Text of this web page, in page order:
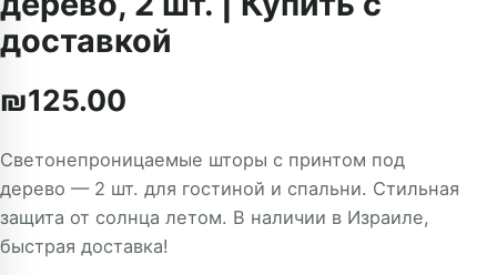
доставкой
₪125.00
Светонепроницаемые шторы с принтом под
дерево — 2 шт. для гостиной и спальни. Стильная
защита от солнца летом. В наличии в Израиле,
быстрая доставка!